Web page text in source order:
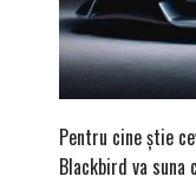
Pentru cine știe
Blackbird va suna